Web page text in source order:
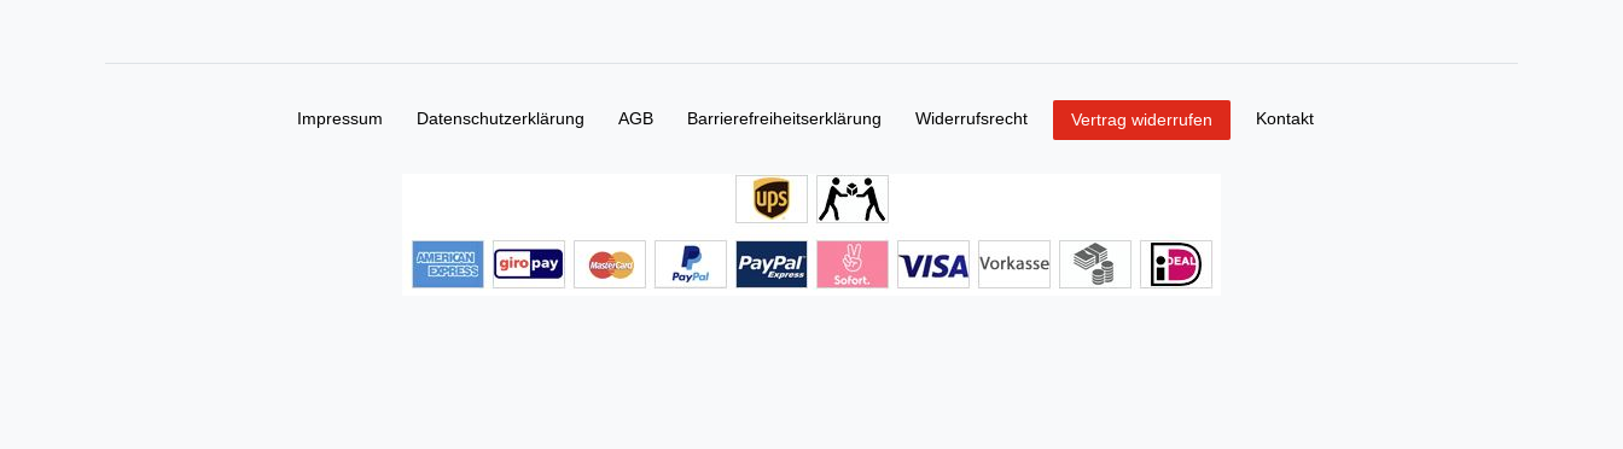
Impressum Daten­schutz­erklärung AGB Barrierefreiheitserklärung Widerrufs­recht Vertrag widerrufen Kontakt